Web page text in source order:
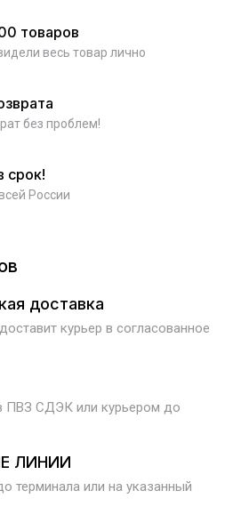
товаров
весь товар лично
без проблем!
срок!
России
доставка
курьер в согласованное
ПВЗ СДЭК или курьером до
ЛИНИИ
терминала или на указанный